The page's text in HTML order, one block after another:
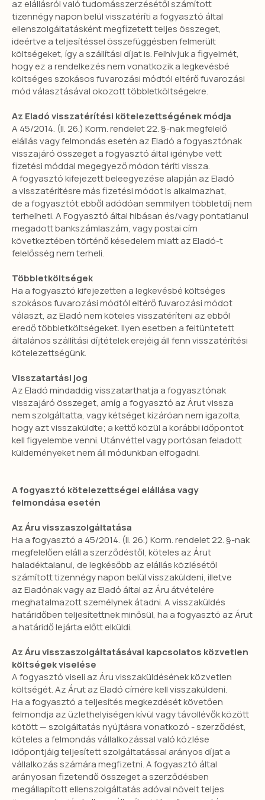
az elállásról való tudomásszerzésétől számított
tizennégy napon belül visszatéríti a fogyasztó által
ellenszolgáltatásként megfizetett teljes összeget,
ideértve a teljesítéssel összefüggésben felmerült
költségeket, így a szállítási díjat is. Felhívjuk a figyelmét,
hogy ez a rendelkezés nem vonatkozik a legkevésbé
költséges szokásos fuvarozási módtól eltérő fuvarozási
mód választásával okozott többletköltségekre.
Az Eladó visszatérítési kötelezettségének módja
A 45/2014. (II. 26.) Korm. rendelet 22. §-nak megfelelő
elállás vagy felmondás esetén az Eladó a fogyasztónak
visszajáró összeget a fogyasztó által igénybe vett
fizetési móddal megegyező módon téríti vissza.
A fogyasztó kifejezett beleegyezése alapján az Eladó
a visszatérítésre más fizetési módot is alkalmazhat,
de a fogyasztót ebből adódóan semmilyen többletdíj nem
terhelheti. A Fogyasztó által hibásan és/vagy pontatlanul
megadott bankszámlaszám, vagy postai cím
következtében történő késedelem miatt az Eladó-t
felelősség nem terheli.
Többletköltségek
Ha a fogyasztó kifejezetten a legkevésbé költséges
szokásos fuvarozási módtól eltérő fuvarozási módot
választ, az Eladó nem köteles visszatéríteni az ebből
eredő többletköltségeket. Ilyen esetben a feltüntetett
általános szállítási díjtételek erejéig áll fenn visszatérítési
kötelezettségünk.
Visszatartási jog
Az Eladó mindaddig visszatarthatja a fogyasztónak
visszajáró összeget, amíg a fogyasztó az Árut vissza
nem szolgáltatta, vagy kétséget kizáróan nem igazolta,
hogy azt visszaküldte; a kettő közül a korábbi időpontot
kell figyelembe venni. Utánvéttel vagy portósan feladott
küldeményeket nem áll módunkban elfogadni.
A fogyasztó kötelezettségei elállása vagy
felmondása esetén
Az Áru visszaszolgáltatása
Ha a fogyasztó a 45/2014. (II. 26.) Korm. rendelet 22. §-nak
megfelelően eláll a szerződéstől, köteles az Árut
haladéktalanul, de legkésőbb az elállás közlésétől
számított tizennégy napon belül visszaküldeni, illetve
az Eladónak vagy az Eladó által az Áru átvételére
meghatalmazott személynek átadni. A visszaküldés
határidőben teljesítettnek minősül, ha a fogyasztó az Árut
a határidő lejárta előtt elküldi.
Az Áru visszaszolgáltatásával kapcsolatos közvetlen
költségek viselése
A fogyasztó viseli az Áru visszaküldésének közvetlen
költségét. Az Árut az Eladó címére kell visszaküldeni.
Ha a fogyasztó a teljesítés megkezdését követően
felmondja az üzlethelyiségen kívül vagy távollévők között
kötött — szolgáltatás nyújtásra vonatkozó - szerződést,
köteles a felmondás vállalkozással való közlése
időpontjáig teljesített szolgáltatással arányos díjat a
vállalkozás számára megfizetni. A fogyasztó által
arányosan fizetendő összeget a szerződésben
megállapított ellenszolgáltatás adóval növelt teljes
Minden termék
Rajzdoboz
Baba emlékdoboz
Kiskönyv borítók
Fényképalbum zsebekkel
album
Esküvői album/ emlék
doboz
Irattartó
2026-as határidőnapló
KATALÓGUS